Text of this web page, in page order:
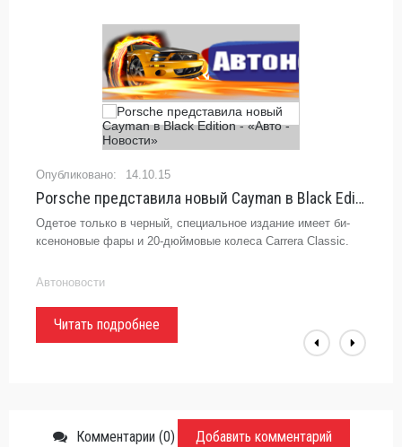
14.10.15
Porsche представила новый Cayman в Black Edition - «Авто - Новости»
Одетое только в черный, специальное издание имеет би-
ксеноновые фары и 20-дюймовые колеса Carrera Classic.
Автоновости
Читать подробнее
Комментарии (0) Добавить комментарий